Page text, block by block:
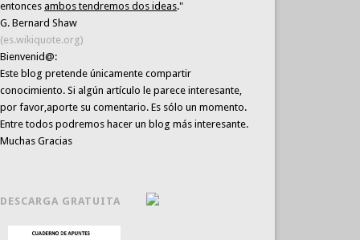
entoncesambos tendremos dos ideas."
G. Bernard Shaw
(es.wikiquote.org)
Bienvenid@:
Este blog pretende únicamentecompartir
conocimiento. Si algún artículo le parece interesante,
por favor,aporte su comentario. Es sólo un momento.
Entre todos podremos hacer un blog más interesante.
Muchas Gracias
DESCARGA GRATUITA